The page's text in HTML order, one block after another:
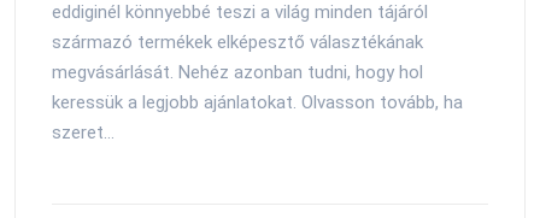
eddiginél könnyebbé teszi a világ minden tájáról
származó termékek elképesztő választékának
megvásárlását. Nehéz azonban tudni, hogy hol
keressük a legjobb ajánlatokat. Olvasson tovább, ha
szeret...